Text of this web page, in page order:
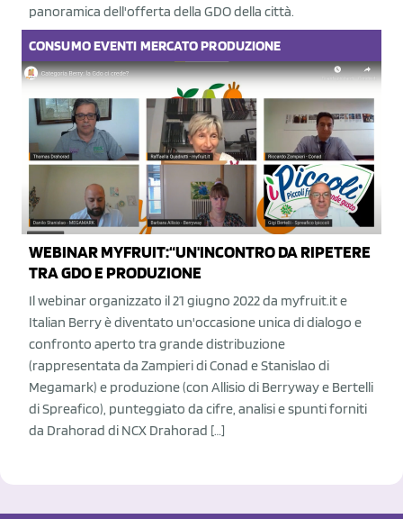
panoramica dell'offerta della GDO della città.
CONSUMOEVENTI MERCATOPRODUZIONE
WEBINAR MYFRUIT:“UN'INCONTRO DA RIPETERE
TRA GDO E PRODUZIONE
Il webinar organizzato il 21 giugno 2022 da myfruit.it e
Italian Berry è diventato un'occasione unica di dialogo e
confronto aperto tra grande distribuzione
(rappresentata da Zampieri di Conad e Stanislao di
Megamark) e produzione (con Allisio di Berryway e Bertelli
di Spreafico), punteggiato da cifre, analisi e spunti forniti
da Drahorad di NCX Drahorad […]